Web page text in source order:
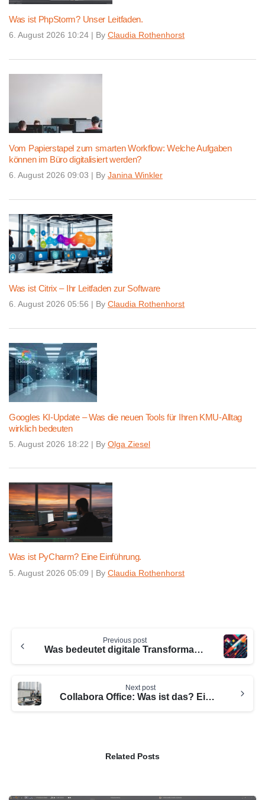
Was ist PhpStorm? Unser Leitfaden.
6. August 2026 10:24 | By Claudia Rothenhorst
Vom Papierstapel zum smarten Workflow: Welche Aufgaben
können im Büro digitalisiert werden?
6. August 2026 09:03 | By Janina Winkler
Was ist Citrix – Ihr Leitfaden zur Software
6. August 2026 05:56 | By Claudia Rothenhorst
Googles KI-Update – Was die neuen Tools für Ihren KMU-Alltag
wirklich bedeuten
5. August 2026 18:22 | By Olga Ziesel
Was ist PyCharm? Eine Einführung.
5. August 2026 05:09 | By Claudia Rothenhorst
Reading
Previous post
Was bedeutet digitale Transformation? Einfach erklärt.
Next post
Collabora Office: Was ist das? Eine Übersicht
Related Posts